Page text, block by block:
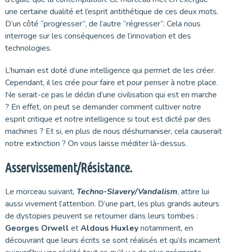
une certaine dualité et l’esprit antithétique de ces deux mots.
D’un côté “progresser”, de l’autre “régresser”. Cela nous
interroge sur les conséquences de l’innovation et des
technologies.
L’humain est doté d’une intelligence qui permet de les créer.
Cependant, il les crée pour faire et pour penser à notre place.
Ne serait-ce pas le déclin d’une civilisation qui est en marche
? En effet, on peut se demander comment cultiver notre
esprit critique et notre intelligence si tout est dicté par des
machines ? Et si, en plus de nous déshumaniser, cela causerait
notre extinction ? On vous laisse méditer là-dessus.
Asservissement/Résistance.
Le morceau suivant, Techno-Slavery/Vandalism, attire lui
aussi vivement l’attention. D’une part, les plus grands auteurs
de dystopies peuvent se retourner dans leurs tombes :
Georges Orwell etAldous Huxleynotamment, en
découvrant que leurs écrits se sont réalisés et qu’ils incarnent